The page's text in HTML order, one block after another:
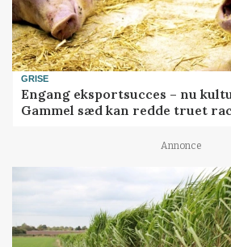
GRISE
Engang eksportsucces – nu
Gammel sæd kan redde truet
Annonce